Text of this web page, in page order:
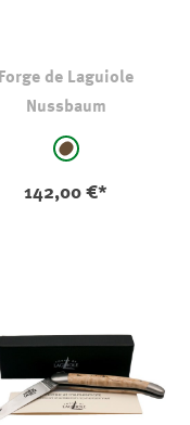
Forge de Laguiole
Nussbaum
auswählen
braun
142,00 €*